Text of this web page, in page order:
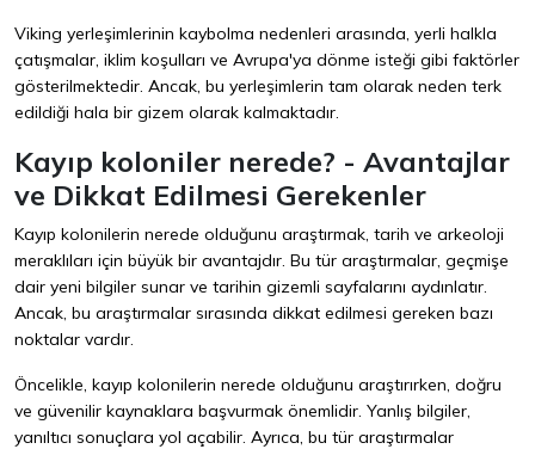
Viking yerleşimlerinin kaybolma nedenleri arasında, yerli halkla
çatışmalar, iklim koşulları ve Avrupa'ya dönme isteği gibi faktörler
gösterilmektedir. Ancak, bu yerleşimlerin tam olarak neden terk
edildiği hala bir gizem olarak kalmaktadır.
Kayıp koloniler nerede? - Avantajlar
ve Dikkat Edilmesi Gerekenler
Kayıp kolonilerin nerede olduğunu araştırmak, tarih ve arkeoloji
meraklıları için büyük bir avantajdır. Bu tür araştırmalar, geçmişe
dair yeni bilgiler sunar ve tarihin gizemli sayfalarını aydınlatır.
Ancak, bu araştırmalar sırasında dikkat edilmesi gereken bazı
noktalar vardır.
Öncelikle, kayıp kolonilerin nerede olduğunu araştırırken, doğru
ve güvenilir kaynaklara başvurmak önemlidir. Yanlış bilgiler,
yanıltıcı sonuçlara yol açabilir. Ayrıca, bu tür araştırmalar